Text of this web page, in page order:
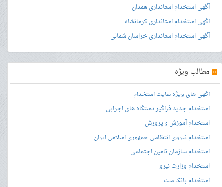
آگهی استخدام استانداری همدان
آگهی استخدام استانداری کرمانشاه
آگهی استخدام استانداری خراسان شمالی
» مطالب ویژه
آگهی های ویژه سایت استخدام
استخدام جدید فراگیر دستگاه های اجرایی
استخدام آموزش و پرورش
استخدام نیروی انتظامی جمهوری اسلامی ایران
استخدام سازمان تامین اجتماعی
استخدام وزارت نیرو
استخدام بانک ملت